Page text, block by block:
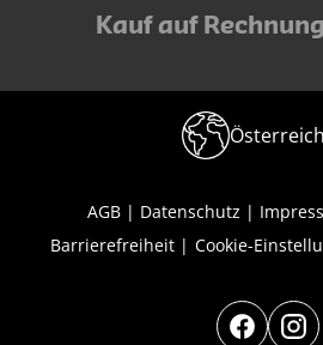
Kauf auf Rechnung
Österreich
AGB Datenschutz
Barrierefreiheit
Cookie-